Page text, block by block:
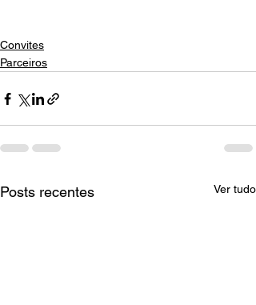
Convites
Parceiros
Posts recentes Ver tudo